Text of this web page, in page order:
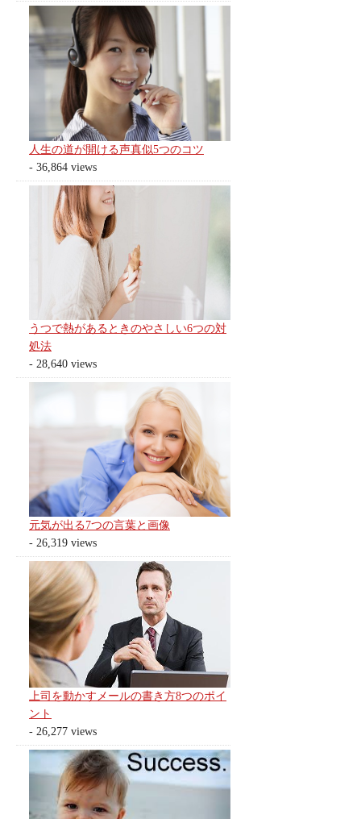
人生の道が開ける声真似5つのコツ
- 36,864 views
うつで熱があるときのやさしい6つの対
処法
- 28,640 views
元気が出る7つの言葉と画像
- 26,319 views
上司を動かすメールの書き方8つのポイ
ント
- 26,277 views